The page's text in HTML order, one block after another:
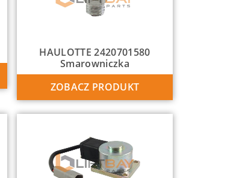
HAULOTTE 2420701580
Smarowniczka
ZOBACZ PRODUKT